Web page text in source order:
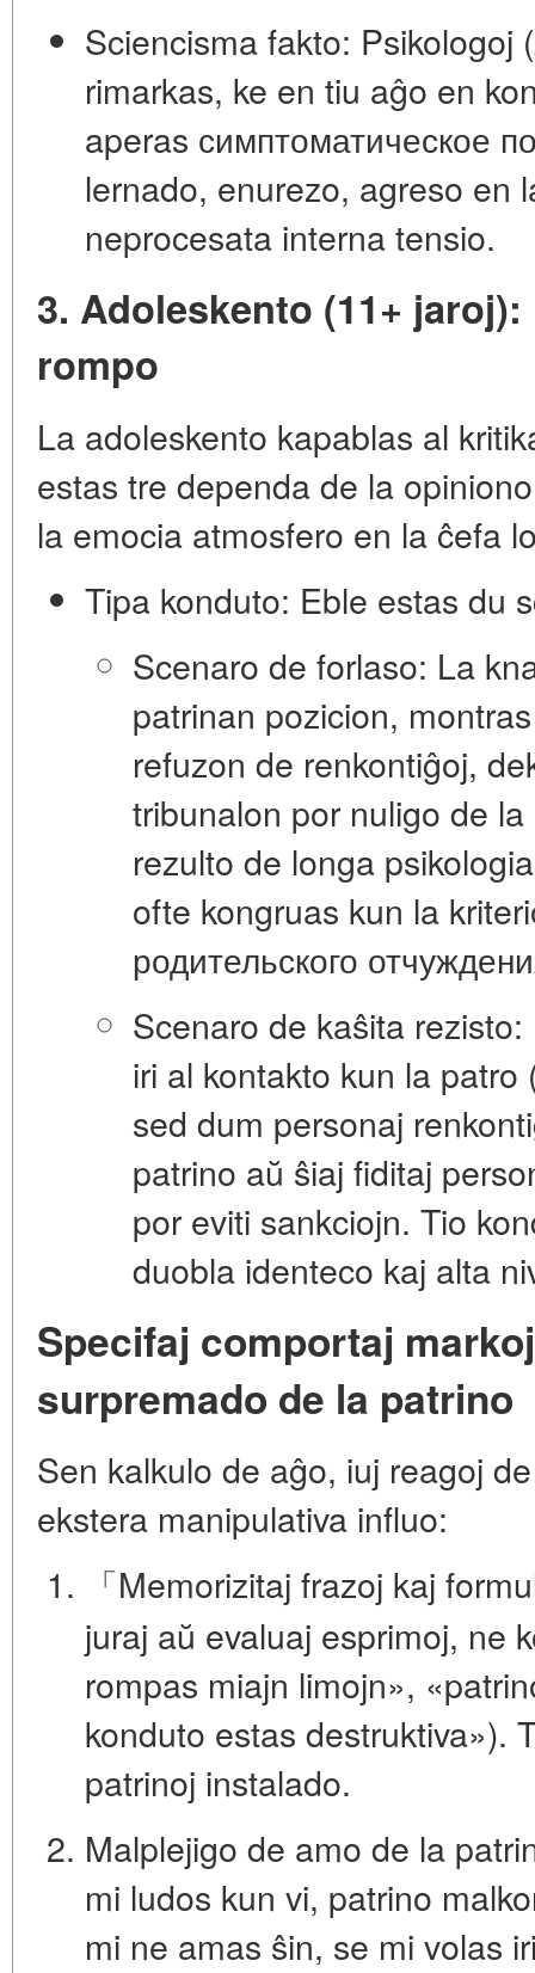
Sciencisma fakto: Psikologoj
rimarkas, ke en tiu aĝo en
aperas симптоматическое
lernado, enurezo, agreso en
neprocesata interna tensio.
3. Adoleskento (11+
rompo
La adoleskento kapablas al
estas tre dependa de la
la emocia atmosfero en la ĉefa
Tipa konduto: Eble estas du
Scenaro de forlaso: La
patrinan pozicion,
refuzon de renkontiĝoj,
tribunalon por nuligo de
rezulto de longa
ofte kongruas kun la
родительского
Scenaro de kaŝita rezisto:
iri al kontakto kun la
sed dum personaj
patrino aŭ ŝiaj fiditaj
por eviti sankciojn. Tio
duobla identeco kaj alta
Specifaj comportaj
surpremado de la patrino
Sen kalkulo de aĝo, iuj reagoj
ekstera manipulativa influo:
「Memorizitaj frazoj kaj
juraj aŭ evaluaj esprimoj, ne
rompas miajn limojn»,
konduto estas destruktiva»).
patrinoj instalado.
Malplejigo de amo de la
mi ludos kun vi, patrino
mi ne amas ŝin, se mi volas